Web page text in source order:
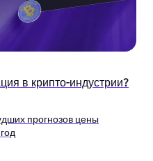
в крипто-индустрии?
прогнозов цены